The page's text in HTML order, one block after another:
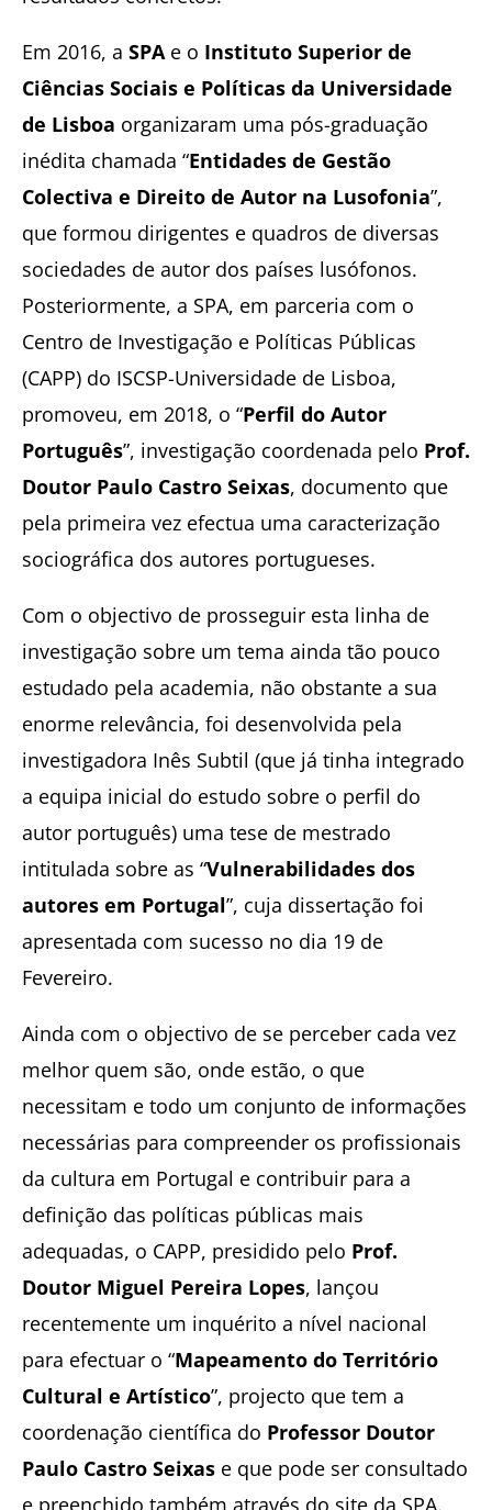
Em 2016, a SPA e o Instituto Superior de
Ciências Sociais e Políticas da Universidade
de Lisboa organizaram uma pós-graduação
inédita chamada “Entidades de Gestão
Colectiva e Direito de Autor na Lusofonia”,
que formou dirigentes e quadros de diversas
sociedades de autor dos países lusófonos.
Posteriormente, a SPA, em parceria com o
Centro de Investigação e Políticas Públicas
(CAPP) do ISCSP-Universidade de Lisboa,
promoveu, em 2018, o “Perfil do Autor
Português”, investigação coordenada pelo Prof.
Doutor Paulo Castro Seixas, documento que
pela primeira vez efectua uma caracterização
sociográfica dos autores portugueses.
Com o objectivo de prosseguir esta linha de
investigação sobre um tema ainda tão pouco
estudado pela academia, não obstante a sua
enorme relevância, foi desenvolvida pela
investigadora Inês Subtil (que já tinha integrado
a equipa inicial do estudo sobre o perfil do
autor português) uma tese de mestrado
intitulada sobre as “Vulnerabilidades dos
autores em Portugal”, cuja dissertação foi
apresentada com sucesso no dia 19 de
Fevereiro.
Ainda com o objectivo de se perceber cada vez
melhor quem são, onde estão, o que
necessitam e todo um conjunto de informações
necessárias para compreender os profissionais
da cultura em Portugal e contribuir para a
definição das políticas públicas mais
adequadas, o CAPP, presidido pelo Prof.
Doutor Miguel Pereira Lopes, lançou
recentemente um inquérito a nível nacional
para efectuar o “Mapeamento do Território
Cultural e Artístico”, projecto que tem a
coordenação científica do Professor Doutor
Paulo Castro Seixas e que pode ser consultado